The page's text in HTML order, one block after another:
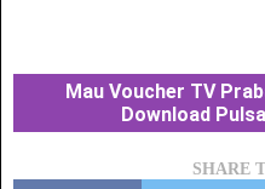
Mau Voucher TV
Download
SHARE